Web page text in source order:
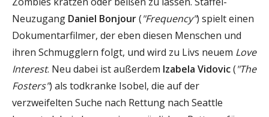
Neuzugang Daniel Bonjour("Frequency") spielt einen
Dokumentarfilmer, der eben diesen Menschen und
ihren Schmugglern folgt, und wird zu Livs neuem Love
Interest. Neu dabei ist außerdem Izabela Vidovic("The
Fosters") als todkranke Isobel, die auf der
verzweifelten Suche nach Rettung nach Seattle